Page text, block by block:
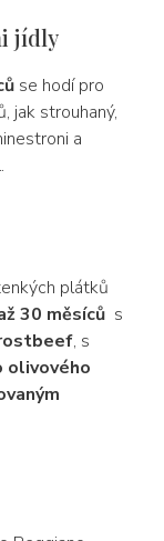
jídly
se hodí pro
jak strouhaný,
a
plátků
30 měsíců s
, s
olivového